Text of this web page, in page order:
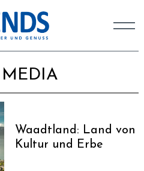
MEDIA
Waadtland: Land von
Kultur und Erbe